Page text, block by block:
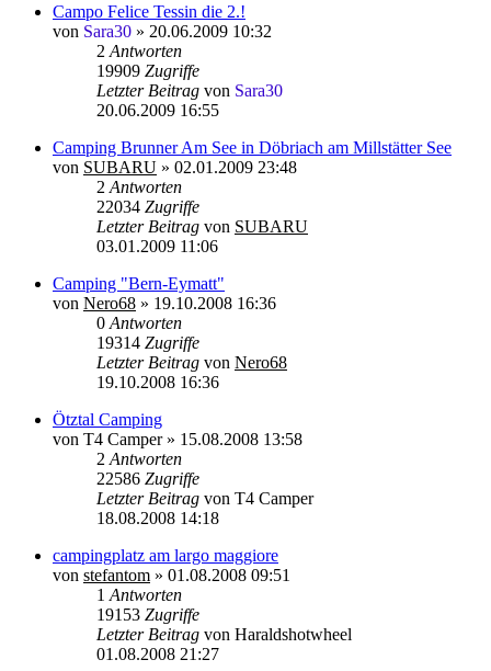
Campo Felice Tessin die 2.!
von Sara30 » 20.06.2009 10:32
2 Antworten
19909 Zugriffe
Letzter Beitrag von Sara30
20.06.2009 16:55
Camping Brunner Am See in Döbriach am Millstätter See
von SUBARU » 02.01.2009 23:48
2 Antworten
22034 Zugriffe
Letzter Beitrag von SUBARU
03.01.2009 11:06
Camping "Bern-Eymatt"
von Nero68 » 19.10.2008 16:36
0 Antworten
19314 Zugriffe
Letzter Beitrag von Nero68
19.10.2008 16:36
Ötztal Camping
von T4 Camper» 15.08.2008 13:58
2 Antworten
22586 Zugriffe
Letzter Beitrag von T4 Camper
18.08.2008 14:18
campingplatz am largo maggiore
von stefantom » 01.08.2008 09:51
1 Antworten
19153 Zugriffe
Letzter Beitrag von Haraldshotwheel
01.08.2008 21:27